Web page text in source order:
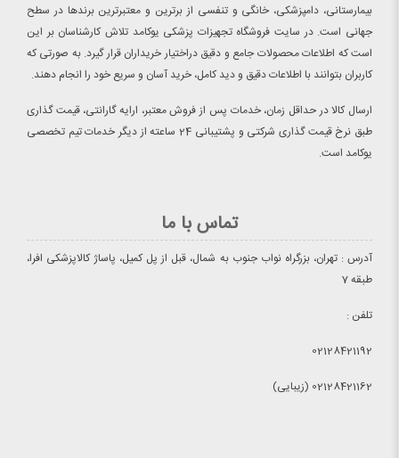
بیمارستانی، دامپزشکی، خانگی و تنفسی از برترین و معتبرترین برندها در سطح
جهانی است. در سایت فروشگاه تجهیزات پزشکی یوکامد تلاش کارشناسان بر این
است که اطلاعات محصولات جامع و دقیق دراختیار خریداران قرار گیرد. به صورتی که
کاربران بتوانند با اطلاعات دقیق و دید کامل، خرید آسان و سریع خود را انجام دهند.
ارسال کالا در حداقل زمان، خدمات پس از فروش معتبر، ارایه گارانتی، قیمت گذاری
طبق نرخ قیمت گذاری شرکتی و پشتیبانی 24 ساعته از دیگر خدمات تیم تخصصی
یوکامد است.
تماس با ما
آدرس : تهران، بزرگراه نواب جنوب به شمال، قبل از پل کمیل، پاساژ کالاپزشکی افرا،
طبقه 7
تلفن :
02128421192
02128421162 (زیبایی)